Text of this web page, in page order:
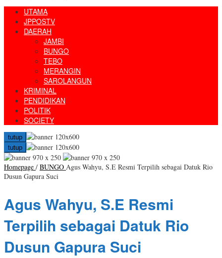
UTAMA
JPPOSTV
DAERAH
JAMBI
BUNGO
TEBO
MERANGIN
SAROLANGUN
KRIMINAL
PENDIDIKAN
POLITIK
SOCIETY
tutup
tutup
Homepage / BUNGO Agus Wahyu, S.E Resmi Terpilih sebagai Datuk Rio
Dusun Gapura Suci
Agus Wahyu, S.E Resmi
Terpilih sebagai Datuk Rio
Dusun Gapura Suci